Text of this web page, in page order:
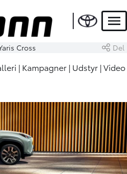
Cross Del
| Kampagner | Udstyr |Video